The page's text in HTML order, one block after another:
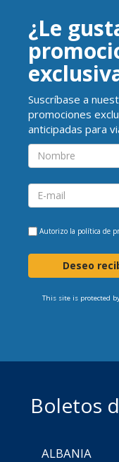
¿Le
Suscríbase a
promociones
anticipadas para
Autorizo la política de
Deseo
This site is protected
Boletos
ALBANIA